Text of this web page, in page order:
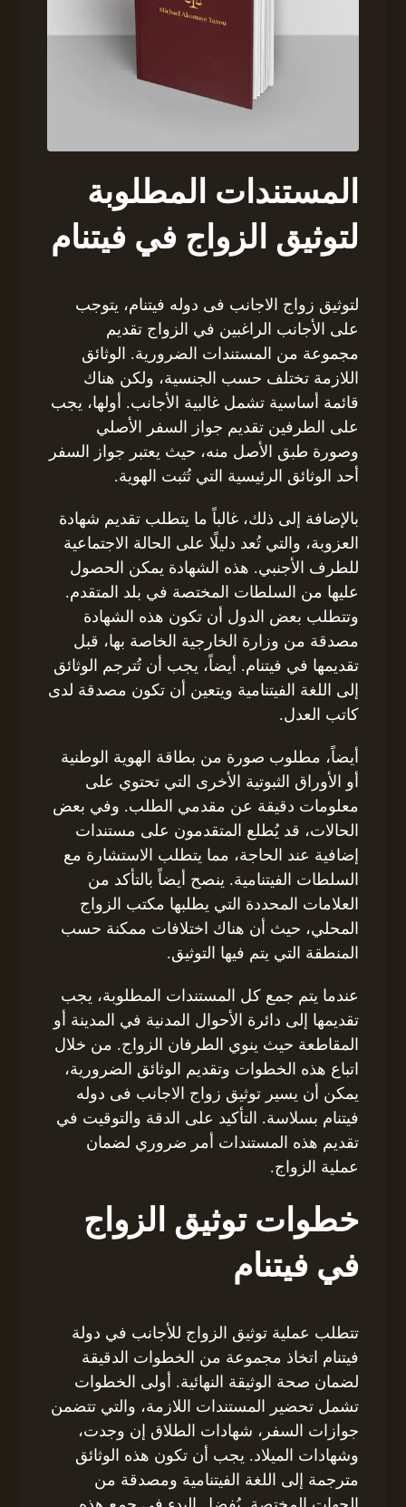
المستندات المطلوبة
لتوثيق الزواج في فيتنام
لتوثيق زواج الاجانب فى دوله فيتنام، يتوجب
على الأجانب الراغبين في الزواج تقديم
مجموعة من المستندات الضرورية. الوثائق
اللازمة تختلف حسب الجنسية، ولكن هناك
قائمة أساسية تشمل غالبية الأجانب. أولها، يجب
على الطرفين تقديم جواز السفر الأصلي
وصورة طبق الأصل منه، حيث يعتبر جواز السفر
أحد الوثائق الرئيسية التي تُثبت الهوية.
بالإضافة إلى ذلك، غالباً ما يتطلب تقديم شهادة
العزوبة، والتي تُعد دليلًا على الحالة الاجتماعية
للطرف الأجنبي. هذه الشهادة يمكن الحصول
عليها من السلطات المختصة في بلد المتقدم.
وتتطلب بعض الدول أن تكون هذه الشهادة
مصدقة من وزارة الخارجية الخاصة بها، قبل
تقديمها في فيتنام. أيضاً، يجب أن تُترجم الوثائق
إلى اللغة الفيتنامية ويتعين أن تكون مصدقة لدى
كاتب العدل.
أيضاً، مطلوب صورة من بطاقة الهوية الوطنية
أو الأوراق الثبوتية الأخرى التي تحتوي على
معلومات دقيقة عن مقدمي الطلب. وفي بعض
الحالات، قد يُطلع المتقدمون على مستندات
إضافية عند الحاجة، مما يتطلب الاستشارة مع
السلطات الفيتنامية. ينصح أيضاً بالتأكد من
العلامات المحددة التي يطلبها مكتب الزواج
المحلي، حيث أن هناك اختلافات ممكنة حسب
المنطقة التي يتم فيها التوثيق.
عندما يتم جمع كل المستندات المطلوبة، يجب
تقديمها إلى دائرة الأحوال المدنية في المدينة أو
المقاطعة حيث ينوي الطرفان الزواج. من خلال
اتباع هذه الخطوات وتقديم الوثائق الضرورية،
يمكن أن يسير توثيق زواج الاجانب فى دوله
فيتنام بسلاسة. التأكيد على الدقة والتوقيت في
تقديم هذه المستندات أمر ضروري لضمان
عملية الزواج.
خطوات توثيق الزواج
في فيتنام
تتطلب عملية توثيق الزواج للأجانب في دولة
فيتنام اتخاذ مجموعة من الخطوات الدقيقة
لضمان صحة الوثيقة النهائية. أولى الخطوات
تشمل تحضير المستندات اللازمة، والتي تتضمن
جوازات السفر، شهادات الطلاق إن وجدت،
وشهادات الميلاد. يجب أن تكون هذه الوثائق
مترجمة إلى اللغة الفيتنامية ومصدقة من